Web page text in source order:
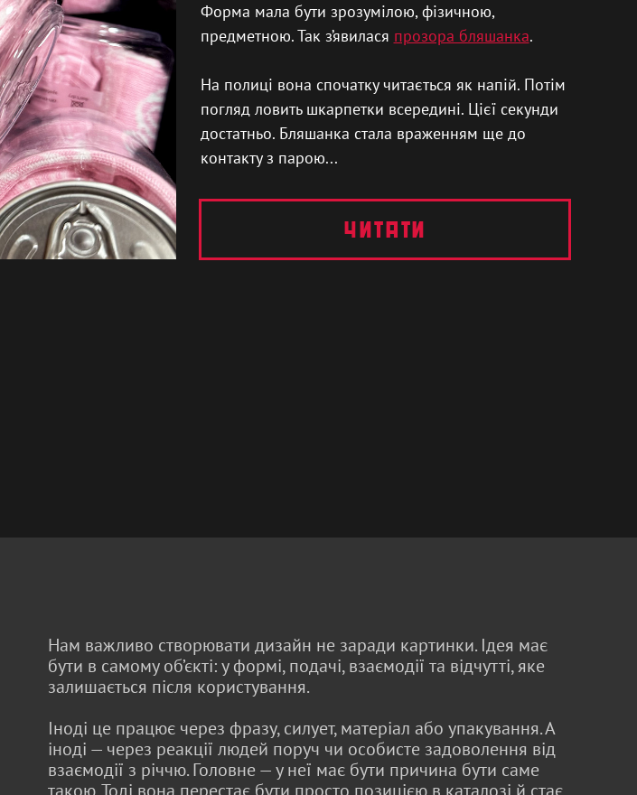
Форма мала бути зрозумілою, фізичною,
предметною. Так з’явилася прозора бляшанка.
На полиці вона спочатку читається як напій. Потім
погляд ловить шкарпетки всередині. Цієї секунди
достатньо. Бляшанка стала враженням ще до
контакту з парою...
читати
Нам важливо створювати дизайн не заради картинки. Ідея має
бути в самому об’єкті: у формі, подачі, взаємодії та відчутті, яке
залишається після користування.
Іноді це працює через фразу, силует, матеріал або упакування. А
іноді — через реакції людей поруч чи особисте задоволення від
взаємодії з річчю. Головне — у неї має бути причина бути саме